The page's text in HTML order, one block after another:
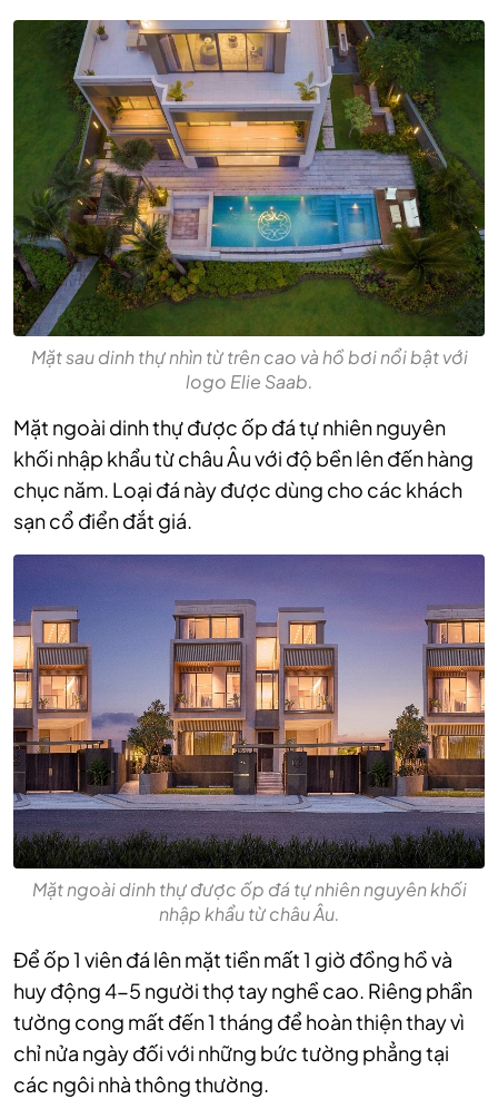
Mặt sau dinh thự nhìn từ trên cao và hồ bơi nổi bật với
logo Elie Saab.
Mặt ngoài dinh thự được ốp đá tự nhiên nguyên
khối nhập khẩu từ châu Âu với độ bền lên đến hàng
chục năm. Loại đá này được dùng cho các khách
sạn cổ điển đắt giá.
Mặt ngoài dinh thự được ốp đá tự nhiên nguyên khối
nhập khẩu từ châu Âu.
Để ốp 1 viên đá lên mặt tiền mất 1 giờ đồng hồ và
huy động 4-5 người thợ tay nghề cao. Riêng phần
tường cong mất đến 1 tháng để hoàn thiện thay vì
chỉ nửa ngày đối với những bức tường phẳng tại
các ngôi nhà thông thường.